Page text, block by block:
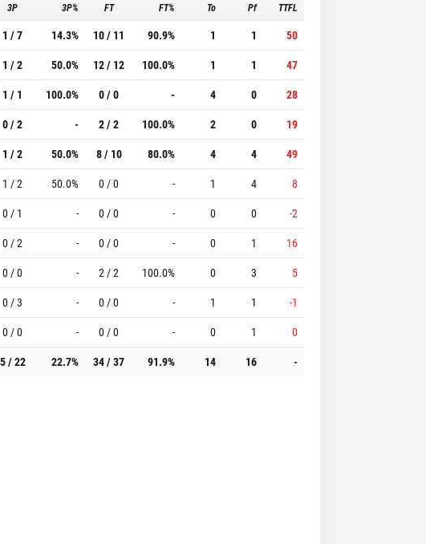
3P 3P% FT FT% To Pf TTFL
1 / 7 14.3% 10 / 11 90.9% 1 1
50
1 / 2 50.0% 12 / 12 100.0% 1 1
47
1 / 1 100.0% 0 / 0 - 4 0
28
0 / 2 - 2 / 2 100.0% 2 0
19
1 / 2 50.0% 8 / 10 80.0% 4 4
49
1 / 2 50.0% 0 / 0 - 1 4
8
0 / 1 - 0 / 0 - 0 0
-2
0 / 2 - 0 / 0 - 0 1
16
0 / 0 - 2 / 2 100.0% 0 3
5
0 / 3 - 0 / 0 - 1 1
-1
0 / 0 - 0 / 0 - 0 1
0
5 / 22 22.7% 34 / 37 91.9% 14 16 -